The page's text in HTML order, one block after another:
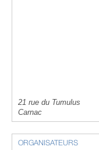
21 rue du Tumulus
Carnac
ORGANISATEURS